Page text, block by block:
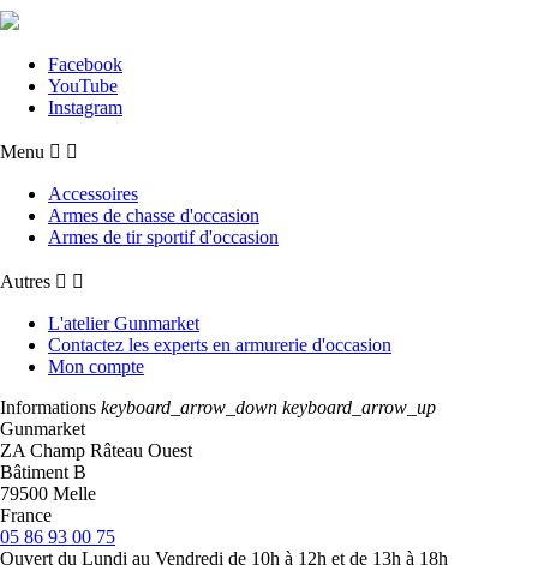
Facebook
YouTube
Instagram
Menu  
Accessoires
Armes de chasse d'occasion
Armes de tir sportif d'occasion
Autres  
L'atelier Gunmarket
Contactez les experts en armurerie d'occasion
Mon compte
Informations keyboard_arrow_down keyboard_arrow_up
Gunmarket
ZA Champ Râteau Ouest
Bâtiment B
79500 Melle
France
05 86 93 00 75
Ouvert du Lundi au Vendredi de 10h à 12h et de 13h à 18h